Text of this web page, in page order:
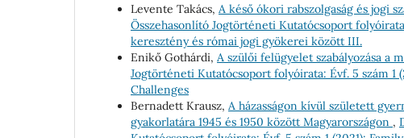
Levente Takács, A késő ókori rabszolgaság és jogi
Összehasonlító Jogtörténeti Kutatócsoport
keresztény és római jogi gyökerei között III.
Enikő Gothárdi, A szülői felügyelet szabályozása a
Jogtörténeti Kutatócsoport folyóirata: Évf. 5 szám
Challenges
Bernadett Krausz, A házasságon kívül született
gyakorlatára 1945 és 1950 között Magyarországon ,